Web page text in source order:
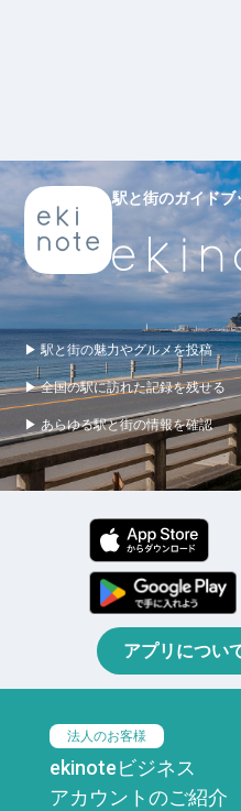
駅と街のガイドブ
▶ 駅と街の魅力やグルメを投稿
▶ 全国の駅に訪れた記録を残せる
▶ あらゆる駅と街の情報を確認
アプリについ
法人のお客様
ekinoteビジネス
アカウントのご紹介